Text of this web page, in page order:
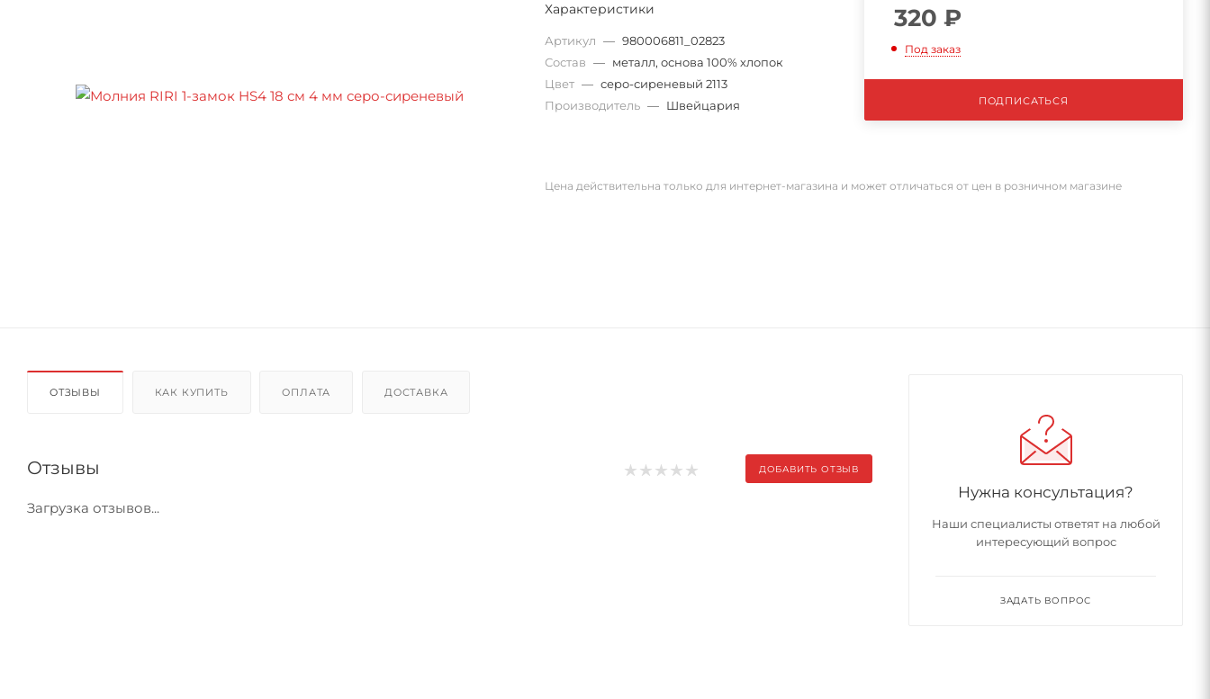
Характеристики
Артикул — 980006811_02823
Состав — металл, основа 100% хлопок
Цвет — серо-сиреневый 2113
Производитель — Швейцария
320 ₽
Под заказ
ПОДПИСАТЬСЯ
Цена действительна только для интернет-магазина и может отличаться от цен в розничном магазине
ОТЗЫВЫ КАК КУПИТЬ ОПЛАТА ДОСТАВКА
Отзывы ДОБАВИТЬ ОТЗЫВ
Загрузка отзывов...
Нужна консультация?
Наши специалисты ответят на любой
интересующий вопрос
ЗАДАТЬ ВОПРОС